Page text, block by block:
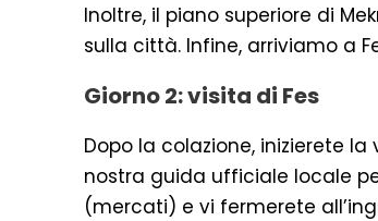
Inoltre, il piano superiore di
sulla città. Infine, arriviamo a
Giorno 2: visita di Fes
Dopo la colazione, inizierete
nostra guida ufficiale locale
(mercati) e vi fermerete